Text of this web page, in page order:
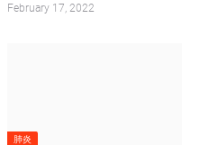
February 17, 2022
肺炎